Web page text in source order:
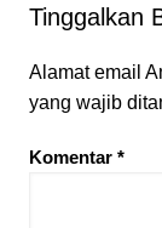
Tinggalkan
Alamat email
yang wajib
Komentar *